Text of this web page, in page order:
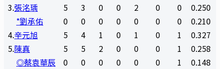
3.張洺瑀 5 3 0 0 2 0 0
0.250
*劉承佑
0 0 0 0 0 0 0
0.210
4.辛元旭 5 4 1 0 1 0 1
0.327
5.陳真 5 5 2 0 0 0 1
0.258
◎蔡袁華辰
0 0 0 0 0 0 1
0.148